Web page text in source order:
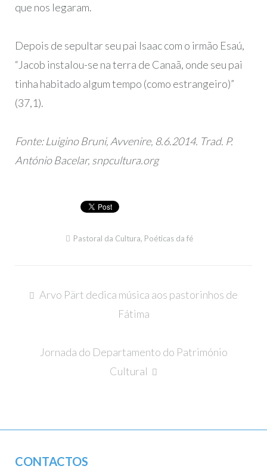
que nos legaram.
Depois de sepultar seu pai Isaac com o irmão Esaú,
“Jacob instalou-se na terra de Canaã, onde seu pai
tinha habitado algum tempo (como estrangeiro)”
(37,1).
Fonte: Luigino Bruni, Avvenire, 8.6.2014. Trad. P.
António Bacelar, snpcultura.org
Pastoral da Cultura, Poéticas da fé
Navegação
Arvo Pärt dedica música aos pastorinhos de
Fátima
Jornada do Departamento do Património
Cultural
CONTACTOS